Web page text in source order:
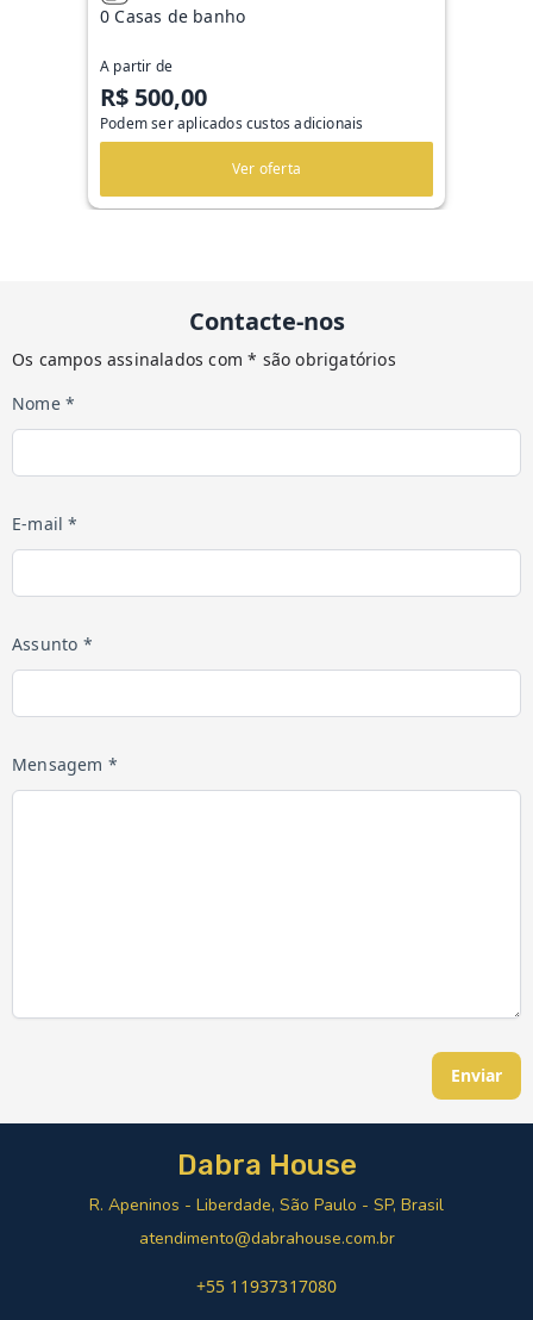
0 Casas de banho
A partir de
R$ 500,00
Podem ser aplicados custos adicionais
Ver oferta
Contacte-nos
Os campos assinalados com * são obrigatórios
Nome *
E-mail *
Assunto *
Mensagem *
Enviar
Dabra House
R. Apeninos - Liberdade, São Paulo - SP, Brasil
atendimento@dabrahouse.com.br
+55 11937317080